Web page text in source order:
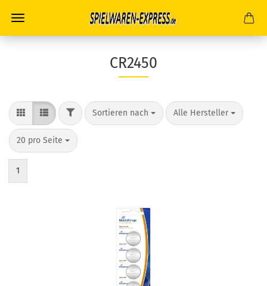
CR2450
FILTERSortieren nach
Sortieren nach Alle Hersteller
pro Seite
20 pro Seite
pro Seite
1